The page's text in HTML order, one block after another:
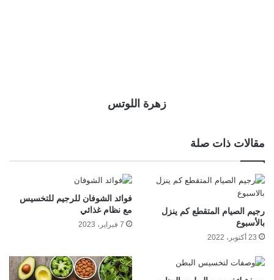
زهرة اللوتس
مقالات ذات صلة
رجيم الصيام المتقطع كم ينزل
بالأسبوع
23 أكتوبر، 2022
فوائد الشوفان للرجيم للتخسيس
مع نظام غذائي
7 فبراير، 2023